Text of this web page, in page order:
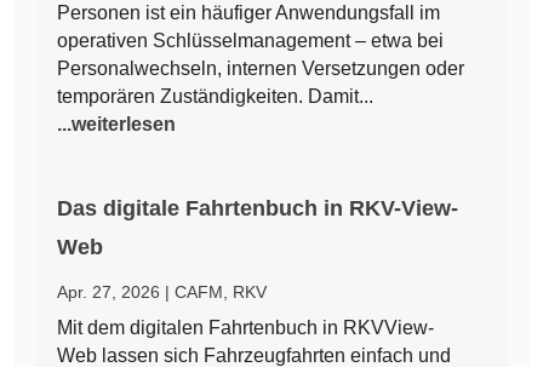
Personen ist ein häufiger Anwendungsfall im
operativen Schlüsselmanagement – etwa bei
Personalwechseln, internen Versetzungen oder
temporären Zuständigkeiten. Damit...
...weiterlesen
Das digitale Fahrtenbuch in RKV-View-
Web
Apr. 27, 2026 |CAFM RKV
Mit dem digitalen Fahrtenbuch in RKVView-
Web lassen sich Fahrzeugfahrten einfach und